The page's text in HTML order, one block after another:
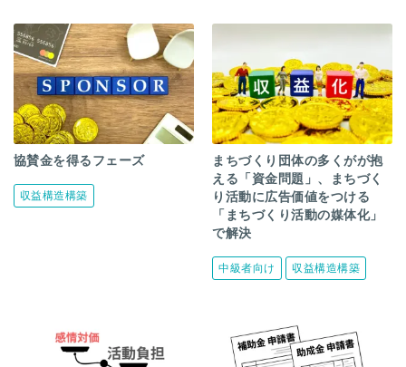
広報 8件 未経験者 6件
まちづくり人材育成 5件 イベント 3件 事例集 1件
協賛金を得るフェーズ
収益構造構築
まちづくり団体の多くがが抱
える「資金問題」、まちづく
り活動に広告価値をつける
「まちづくり活動の媒体化」
で解決
中級者向け 収益構造構築